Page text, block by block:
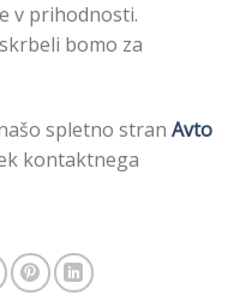
v prihodnosti.
bomo za
spletno stran Avto
kontaktnega